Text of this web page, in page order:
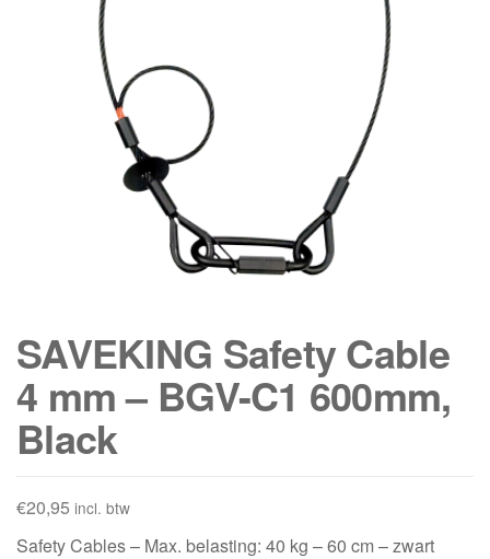
SAVEKING Safety Cable
4 mm – BGV-C1 600mm,
Black
€20,95 incl. btw
Safety Cables – Max. belasting: 40 kg – 60 cm – zwart